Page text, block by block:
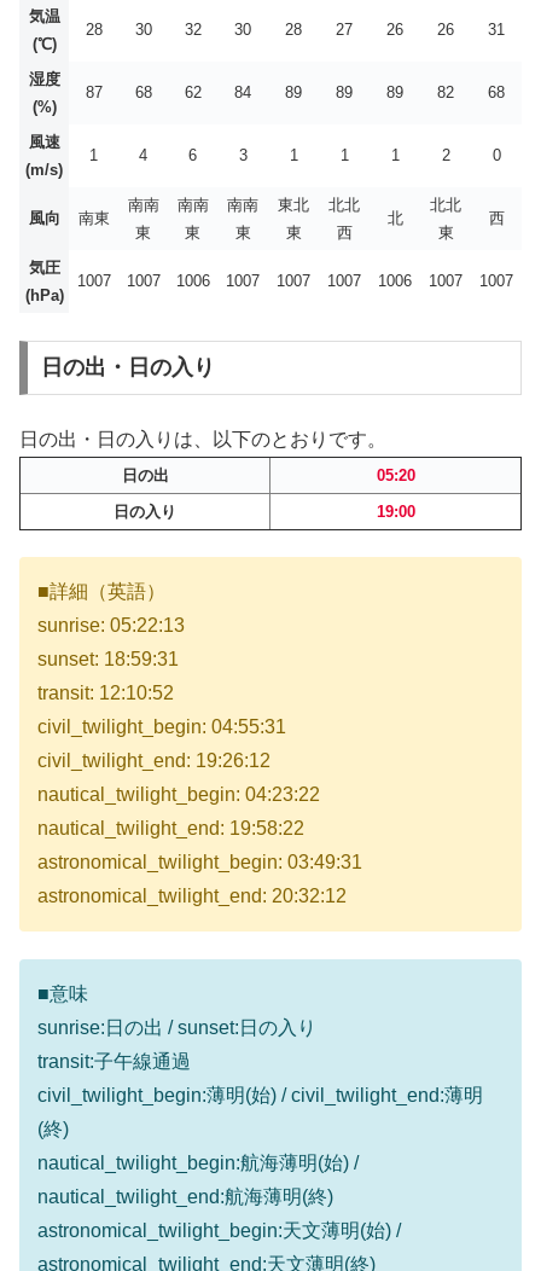
気温
(℃)
28 30 32 30 28 27 26 26 31
湿度
(%)
87 68 62 84 89 89 89 82 68
風速
(m/s)
1 4 6 3 1 1 1 2 0
風向 南東
南南
東
南南
東
南南
東
東北
東
北北
西
北
北北
東
西
気圧
(hPa)
1007 1007 1006 1007 1007 1007 1006 1007 1007
日の出・日の入り
日の出・日の入りは、以下のとおりです。
日の出
05:20
日の入り
19:00
■詳細（英語）
sunrise: 05:22:13
sunset: 18:59:31
transit: 12:10:52
civil_twilight_begin: 04:55:31
civil_twilight_end: 19:26:12
nautical_twilight_begin: 04:23:22
nautical_twilight_end: 19:58:22
astronomical_twilight_begin: 03:49:31
astronomical_twilight_end: 20:32:12
■意味
sunrise:日の出 / sunset:日の入り
transit:子午線通過
civil_twilight_begin:薄明(始) / civil_twilight_end:薄明
(終)
nautical_twilight_begin:航海薄明(始) /
nautical_twilight_end:航海薄明(終)
astronomical_twilight_begin:天文薄明(始) /
astronomical_twilight_end:天文薄明(終)